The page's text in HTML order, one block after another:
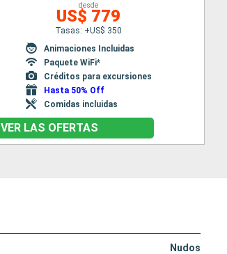
desde
US$ 779
Tasas: +US$ 350
Animaciones Incluidas
Paquete WiFi*
Créditos para excursiones
Hasta 50% Off
Comidas incluidas
VER LAS OFERTAS
Nudos